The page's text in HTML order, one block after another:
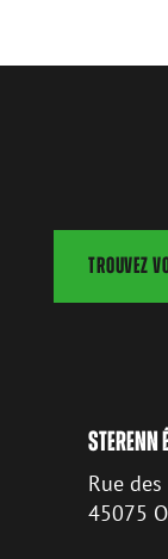
TROUVEZ
STERENN
Rue des
45075